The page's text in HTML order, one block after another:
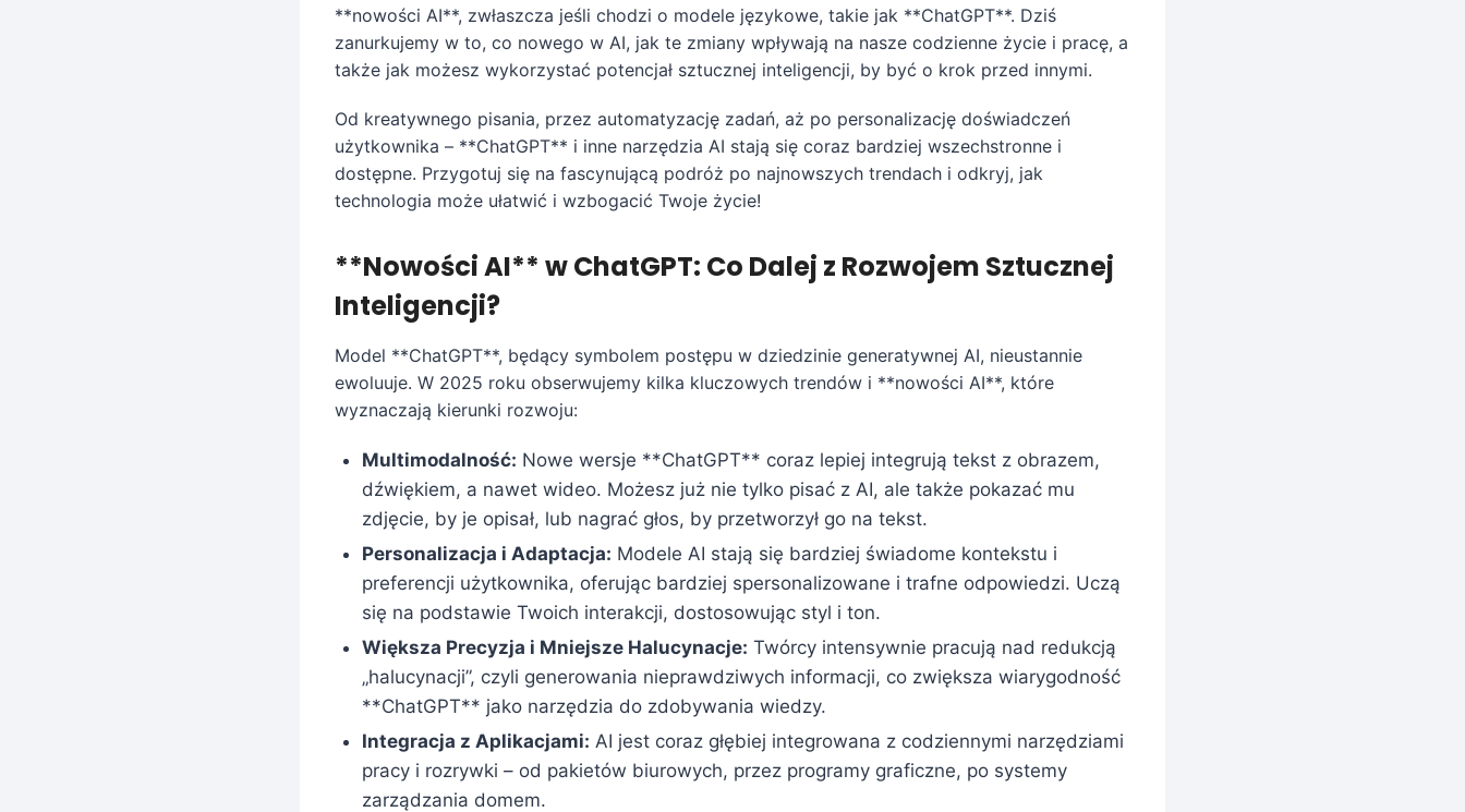
**nowości AI**, zwłaszcza jeśli chodzi o modele językowe, takie jak **ChatGPT**. Dziś
zanurkujemy w to, co nowego w AI, jak te zmiany wpływają na nasze codzienne życie i pracę, a
także jak możesz wykorzystać potencjał sztucznej inteligencji, by być o krok przed innymi.
Od kreatywnego pisania, przez automatyzację zadań, aż po personalizację doświadczeń
użytkownika – **ChatGPT** i inne narzędzia AI stają się coraz bardziej wszechstronne i
dostępne. Przygotuj się na fascynującą podróż po najnowszych trendach i odkryj, jak
technologia może ułatwić i wzbogacić Twoje życie!
**Nowości AI** w ChatGPT: Co Dalej z Rozwojem Sztucznej
Inteligencji?
Model **ChatGPT**, będący symbolem postępu w dziedzinie generatywnej AI, nieustannie
ewoluuje. W 2025 roku obserwujemy kilka kluczowych trendów i **nowości AI**, które
wyznaczają kierunki rozwoju:
Multimodalność: Nowe wersje **ChatGPT** coraz lepiej integrują tekst z obrazem,
dźwiękiem, a nawet wideo. Możesz już nie tylko pisać z AI, ale także pokazać mu
zdjęcie, by je opisał, lub nagrać głos, by przetworzył go na tekst.
Personalizacja i Adaptacja: Modele AI stają się bardziej świadome kontekstu i
preferencji użytkownika, oferując bardziej spersonalizowane i trafne odpowiedzi. Uczą
się na podstawie Twoich interakcji, dostosowując styl i ton.
Większa Precyzja i Mniejsze Halucynacje: Twórcy intensywnie pracują nad redukcją
„halucynacji”, czyli generowania nieprawdziwych informacji, co zwiększa wiarygodność
**ChatGPT** jako narzędzia do zdobywania wiedzy.
Integracja z Aplikacjami: AI jest coraz głębiej integrowana z codziennymi narzędziami
pracy i rozrywki – od pakietów biurowych, przez programy graficzne, po systemy
zarządzania domem.